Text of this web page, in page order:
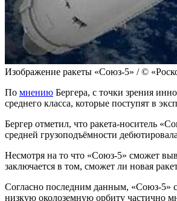
Изображение ракеты «Союз-5» / ©
По мнению Бергера, с точки зрения
среднего класса, которые поступят в
Бергер отметил, что ракета-носитель
средней грузоподъёмности
Несмотря на то что «Союз-5» сможет
заключается в том, сможет ли новая
Согласно последним данным, «Союз-5»
низкую околоземную орбиту частично